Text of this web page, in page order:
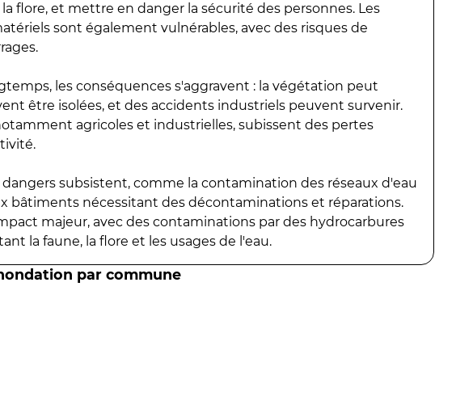
flore, et mettre en danger la sécurité des personnes. Les
sont également vulnérables, avec des risques de
les conséquences s'aggravent : la végétation peut
être isolées, et des accidents industriels peuvent survenir.
agricoles et industrielles, subissent des pertes
dangers subsistent, comme la contamination des réseaux d'eau
bâtiments nécessitant des décontaminations et réparations.
majeur, avec des contaminations par des hydrocarbures
la faune, la flore et les usages de l'eau.
par commune